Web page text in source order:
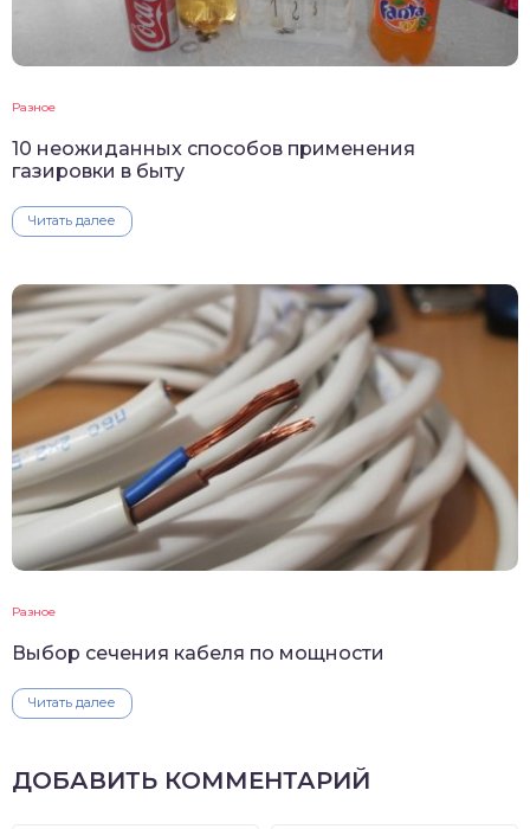
Разное
10 неожиданных способов применения
газировки в быту
Читать далее
Разное
Выбор сечения кабеля по мощности
Читать далее
ДОБАВИТЬ КОММЕНТАРИЙ